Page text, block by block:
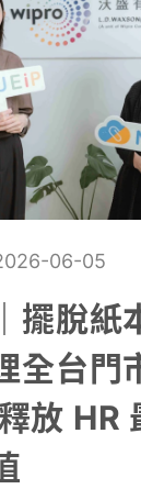
06-05
擺脫紙
全台門
放 HR